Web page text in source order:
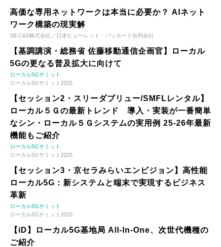
高価な専用ネットワークは本当に必要か？ AIネット
ワーク構築の現実解
SB C&S株式会社／日本ヒューレット・パッカード合同会社
【基調講演・総務省 佐藤移動通信企画官】ローカル
5Gの更なる普及拡大に向けて
ローカル5Gサミット
ローカル5Gサミット2025
【セッション2・スリーダブリュー/SMFLレンタル】
ローカル５Ｇの最新トレンド 導入・実装が一番簡単
なシン・ローカル５Ｇシステムの実用例 25-26年最新
機能もご紹介
ローカル5Gサミット
ローカル5Gサミット2025
【セッション3・京セラみらいエンビジョン】高性能
ローカル5G：新システムと端末で実現するビジネス
革新
ローカル5Gサミット
ローカル5Gサミット2025
【iD】ローカル5G基地局 All-In-One、次世代機種の
ご紹介